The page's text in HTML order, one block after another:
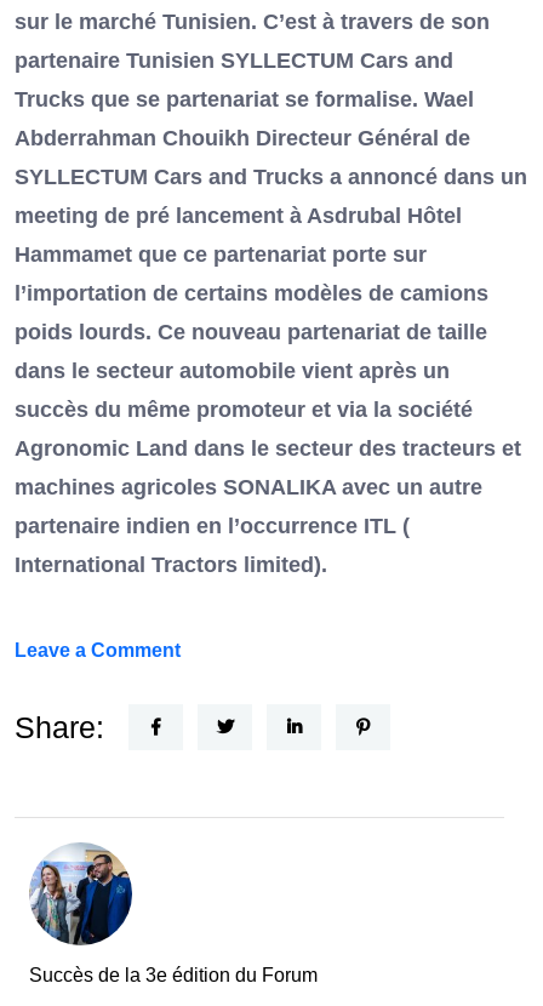
sur le marché Tunisien. C’est à travers de son
partenaire Tunisien SYLLECTUM Cars and
Trucks que se partenariat se formalise. Wael
Abderrahman Chouikh Directeur Général de
SYLLECTUM Cars and Trucks a annoncé dans un
meeting de pré lancement à Asdrubal Hôtel
Hammamet que ce partenariat porte sur
l’importation de certains modèles de camions
poids lourds. Ce nouveau partenariat de taille
dans le secteur automobile vient après un
succès du même promoteur et via la société
Agronomic Land dans le secteur des tracteurs et
machines agricoles SONALIKA avec un autre
partenaire indien en l’occurrence ITL (
International Tractors limited).
Leave a Commenton
Nouvel
le
Tunisie
Share:
Succès de la 3e édition du Forum